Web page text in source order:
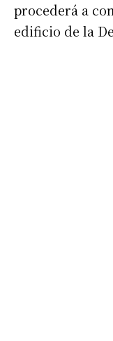
procederá a
edificio de la